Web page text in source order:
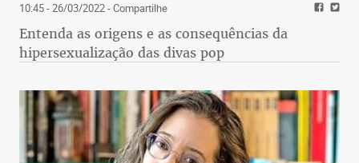
10:45 - 26/03/2022- Compartilhe
Entenda as origens e as consequências da
hipersexualização das divas pop